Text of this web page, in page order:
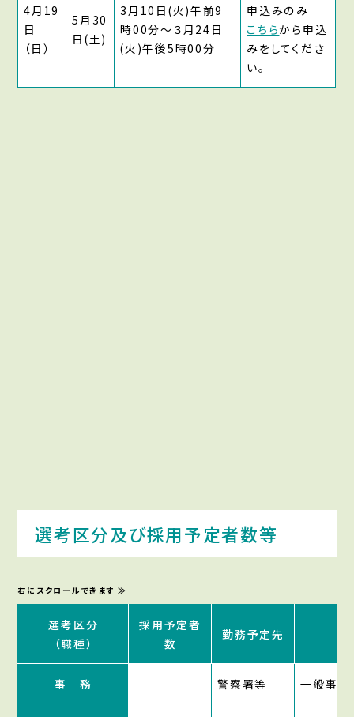
4月19
日
（日）
5月30
日(土)
3月10日(火)午前9
時00分～３月24日
(火)午後5時00分
申込みのみ
こちらから申込
みをしてくださ
い。
選考区分及び採用予定者数等
選考区分
（職種）
採用予定者
数
勤務予定先
事 務 警察署等 一般事務